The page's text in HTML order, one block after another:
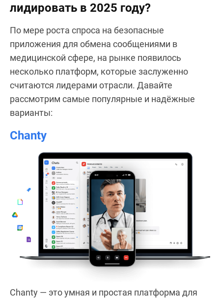
лидировать в 2025 году?
По мере роста спроса на безопасные
приложения для обмена сообщениями в
медицинской сфере, на рынке появилось
несколько платформ, которые заслуженно
считаются лидерами отрасли. Давайте
рассмотрим самые популярные и надёжные
варианты:
Chanty
Chanty — это умная и простая платформа для